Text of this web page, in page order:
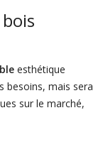
esthétique
besoins, mais sera
sur le marché,